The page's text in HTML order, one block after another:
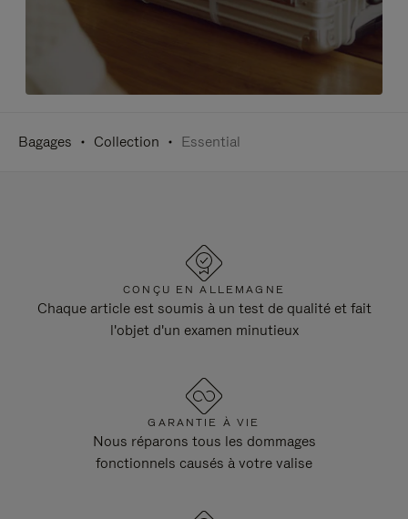
Bagages Collection Essential
CONÇU EN ALLEMAGNE
Chaque article est soumis à un test de qualité et fait
l'objet d'un examen minutieux
GARANTIE À VIE
Nous réparons tous les dommages
fonctionnels causés à votre valise